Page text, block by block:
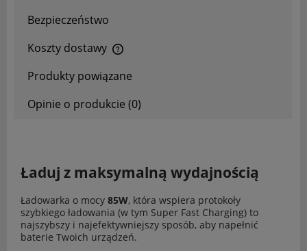
Bezpieczeństwo
Koszty dostawy
Produkty powiązane
Opinie o produkcie (0)
Ładuj z maksymalną wydajnością
Ładowarka o mocy 85W, która wspiera protokoły
szybkiego ładowania (w tym Super Fast Charging) to
najszybszy i najefektywniejszy sposób, aby napełnić
baterie Twoich urządzeń.